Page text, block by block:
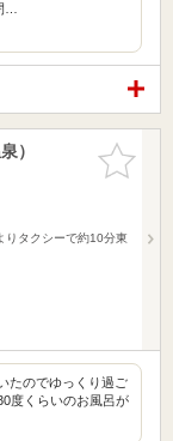
…
お気に入
りに追加
）
りタクシーで約10分東
たのでゆっくり過ご
度くらいのお風呂が